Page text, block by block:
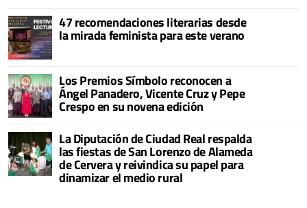
47 recomendaciones literarias desde
la mirada feminista para este verano
Los Premios Símbolo reconocen a
Ángel Panadero, Vicente Cruz y Pepe
Crespo en su novena edición
La Diputación de Ciudad Real respalda
las fiestas de San Lorenzo de Alameda
de Cervera y reivindica su papel para
dinamizar el medio rural